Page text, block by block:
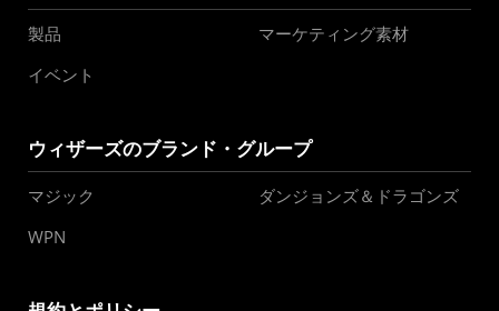
製品
マーケティング素材
イベント
ウィザーズのブランド・グループ
マジック
ダンジョンズ＆ドラゴンズ
WPN